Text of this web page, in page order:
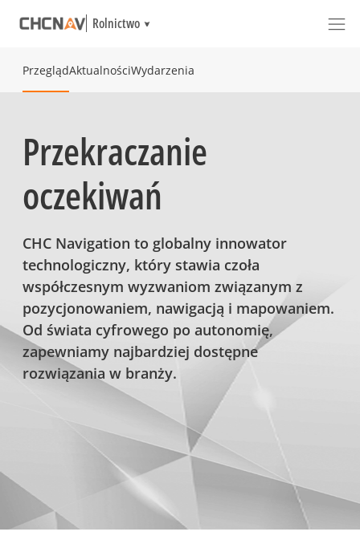
Rolnictwo
PrzeglądAktualnościWydarzenia
Przekraczanie
oczekiwań
CHC Navigation to globalny innowator
technologiczny, który stawia czoła
współczesnym wyzwaniom związanym z
pozycjonowaniem, nawigacją i mapowaniem.
Od świata cyfrowego po autonomię,
zapewniamy najbardziej dostępne
rozwiązania w branży.